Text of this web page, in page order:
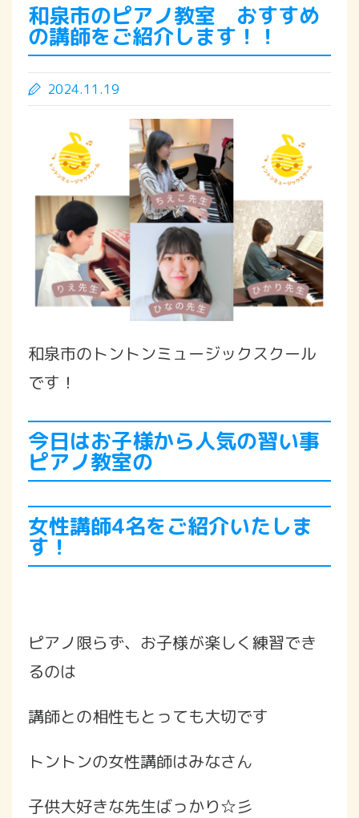
和泉市のピアノ教室 おすすめ
の講師をご紹介します！！
2024.11.19
和泉市のトントンミュージックスクール
です！
今日はお子様から人気の習い事
ピアノ教室の
女性講師4名をご紹介いたしま
す！
ピアノ限らず、お子様が楽しく練習でき
るのは
講師との相性もとっても大切です
トントンの女性講師はみなさん
子供大好きな先生ばっかり☆彡